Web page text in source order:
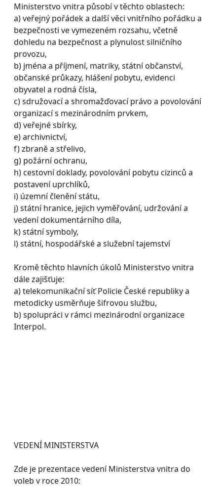
Ministerstvo vnitra působí v těchto oblastech:
a) veřejný pořádek a další věci vnitřního pořádku a
bezpečnosti ve vymezeném rozsahu, včetně
dohledu na bezpečnost a plynulost silničního
provozu,
b) jména a příjmení, matriky, státní občanství,
občanské průkazy, hlášení pobytu, evidenci
obyvatel a rodná čísla,
c) sdružovací a shromažďovací právo a povolování
organizací s mezinárodním prvkem,
d) veřejné sbírky,
e) archivnictví,
f) zbraně a střelivo,
g) požární ochranu,
h) cestovní doklady, povolování pobytu cizinců a
postavení uprchlíků,
i) územní členění státu,
j) státní hranice, jejich vyměřování, udržování a
vedení dokumentárního díla,
k) státní symboly,
l) státní, hospodářské a služební tajemství
Kromě těchto hlavních úkolů Ministerstvo vnitra
dále zajišťuje:
a) telekomunikační síť Policie České republiky a
metodicky usměrňuje šifrovou službu,
b) spolupráci v rámci mezinárodní organizace
Interpol.
VEDENÍ MINISTERSTVA
Zde je prezentace vedení Ministerstva vnitra do
voleb v roce 2010: